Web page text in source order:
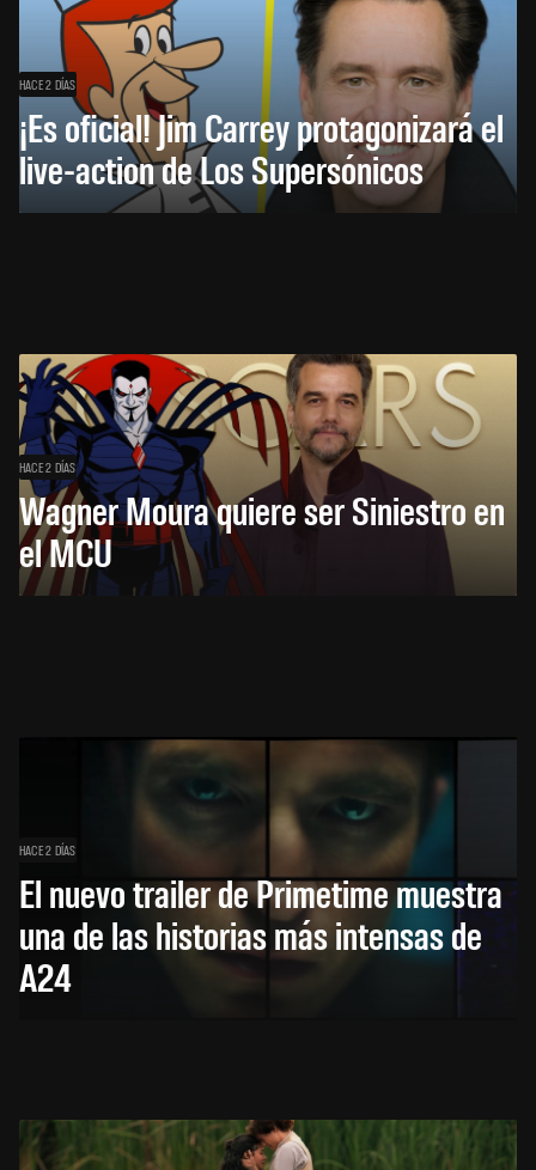
HACE 2 DÍAS
¡Es oficial! Jim Carrey protagonizará el
live-action de Los Supersónicos
HACE 2 DÍAS
Wagner Moura quiere ser Siniestro en
el MCU
HACE 2 DÍAS
El nuevo trailer de Primetime muestra
una de las historias más intensas de
A24